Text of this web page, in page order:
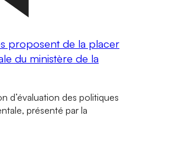
proposent de la placer
du ministère de la
d’évaluation des politiques
présenté par la